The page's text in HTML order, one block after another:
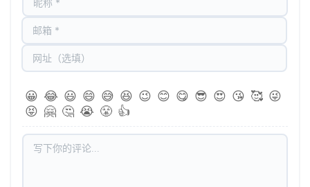
😀 😂 😃 😄 😅 😆 😉 😊 😋 😎 😍 😘 🥰 😜
😝 🤗 🤔 😭 😤 👍